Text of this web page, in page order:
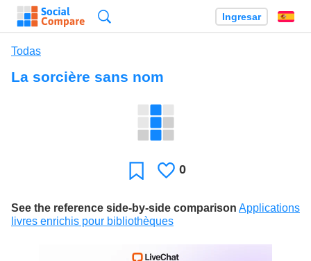
Ingresar
Todas
La sorcière sans nom
Favoritos
Le
0
See the reference side-by-side comparison Applications
livres enrichis pour bibliothèques